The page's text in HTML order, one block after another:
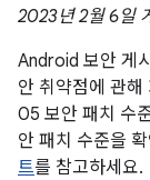
2023년 2월 6일
Android 보안 게
안 취약점에 관
05 보안 패치 수
안 패치 수준을
트를 참고하세요.